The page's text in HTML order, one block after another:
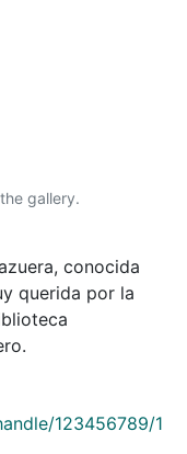
gallery.
conocida
querida por la
123456789/1